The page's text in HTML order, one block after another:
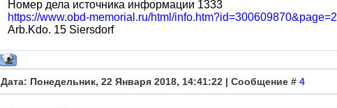
Номер дела источника информации 1333
https://www.obd-memorial.ru/html/info.htm?id=300609870&page=2
Arb.Kdo. 15 Siersdorf
Дата: Понедельник, 22 Января 2018, 14:41:22 | Сообщение # 4